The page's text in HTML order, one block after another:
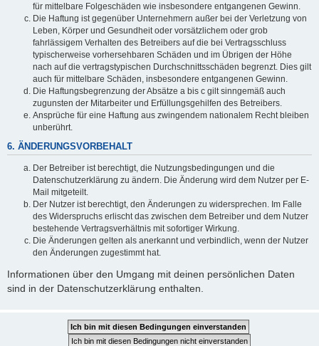
für mittelbare Folgeschäden wie insbesondere entgangenen Gewinn.
Die Haftung ist gegenüber Unternehmern außer bei der Verletzung von
Leben, Körper und Gesundheit oder vorsätzlichem oder grob
fahrlässigem Verhalten des Betreibers auf die bei Vertragsschluss
typischerweise vorhersehbaren Schäden und im Übrigen der Höhe
nach auf die vertragstypischen Durchschnittsschäden begrenzt. Dies gilt
auch für mittelbare Schäden, insbesondere entgangenen Gewinn.
Die Haftungsbegrenzung der Absätze a bis c gilt sinngemäß auch
zugunsten der Mitarbeiter und Erfüllungsgehilfen des Betreibers.
Ansprüche für eine Haftung aus zwingendem nationalem Recht bleiben
unberührt.
6. ÄNDERUNGSVORBEHALT
Der Betreiber ist berechtigt, die Nutzungsbedingungen und die
Datenschutzerklärung zu ändern. Die Änderung wird dem Nutzer per E-
Mail mitgeteilt.
Der Nutzer ist berechtigt, den Änderungen zu widersprechen. Im Falle
des Widerspruchs erlischt das zwischen dem Betreiber und dem Nutzer
bestehende Vertragsverhältnis mit sofortiger Wirkung.
Die Änderungen gelten als anerkannt und verbindlich, wenn der Nutzer
den Änderungen zugestimmt hat.
Informationen über den Umgang mit deinen persönlichen Daten
sind in der Datenschutzerklärung enthalten.